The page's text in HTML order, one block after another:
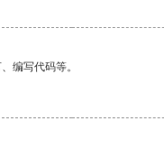
编写代码等。